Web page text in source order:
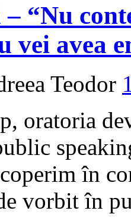
“Nu
vei avea
Teodor
oratoria
în
vorbit în